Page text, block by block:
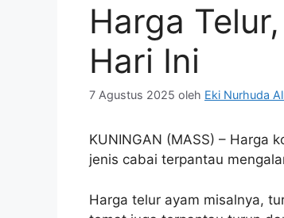
Harga
Hari Ini
7 Agustus 2025 oleh Eki Nurhuda
KUNINGAN (MASS) – Harga
jenis cabai terpantau
Harga telur ayam misalnya,